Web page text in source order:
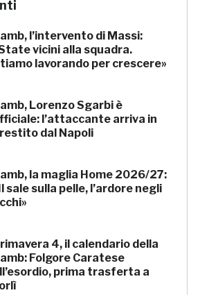
l’intervento di Massi:
vicini alla squadra.
lavorando per crescere»
Lorenzo Sgarbi è
l’attaccante arriva in
dal Napoli
la maglia Home 2026/27:
sale sulla pelle, l’ardore negli
4, il calendario della
Folgore Caratese
prima trasferta a